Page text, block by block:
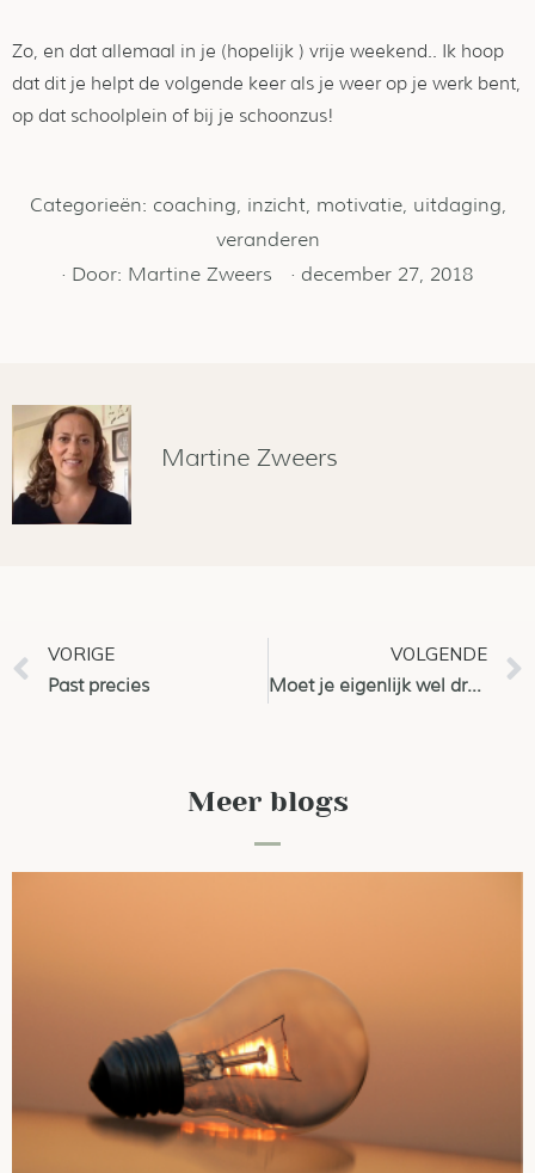
Zo, en dat allemaal in je (hopelijk ) vrije weekend.. Ik hoop
dat dit je helpt de volgende keer als je weer op je werk bent,
op dat schoolplein of bij je schoonzus!
Categorieën: coaching, inzicht, motivatie, uitdaging,
veranderen
· Door: Martine Zweers · december 27, 2018
Martine Zweers
VORIGE
Past precies
VOLGENDE
Moet je eigenlijk wel dromen?
Meer blogs